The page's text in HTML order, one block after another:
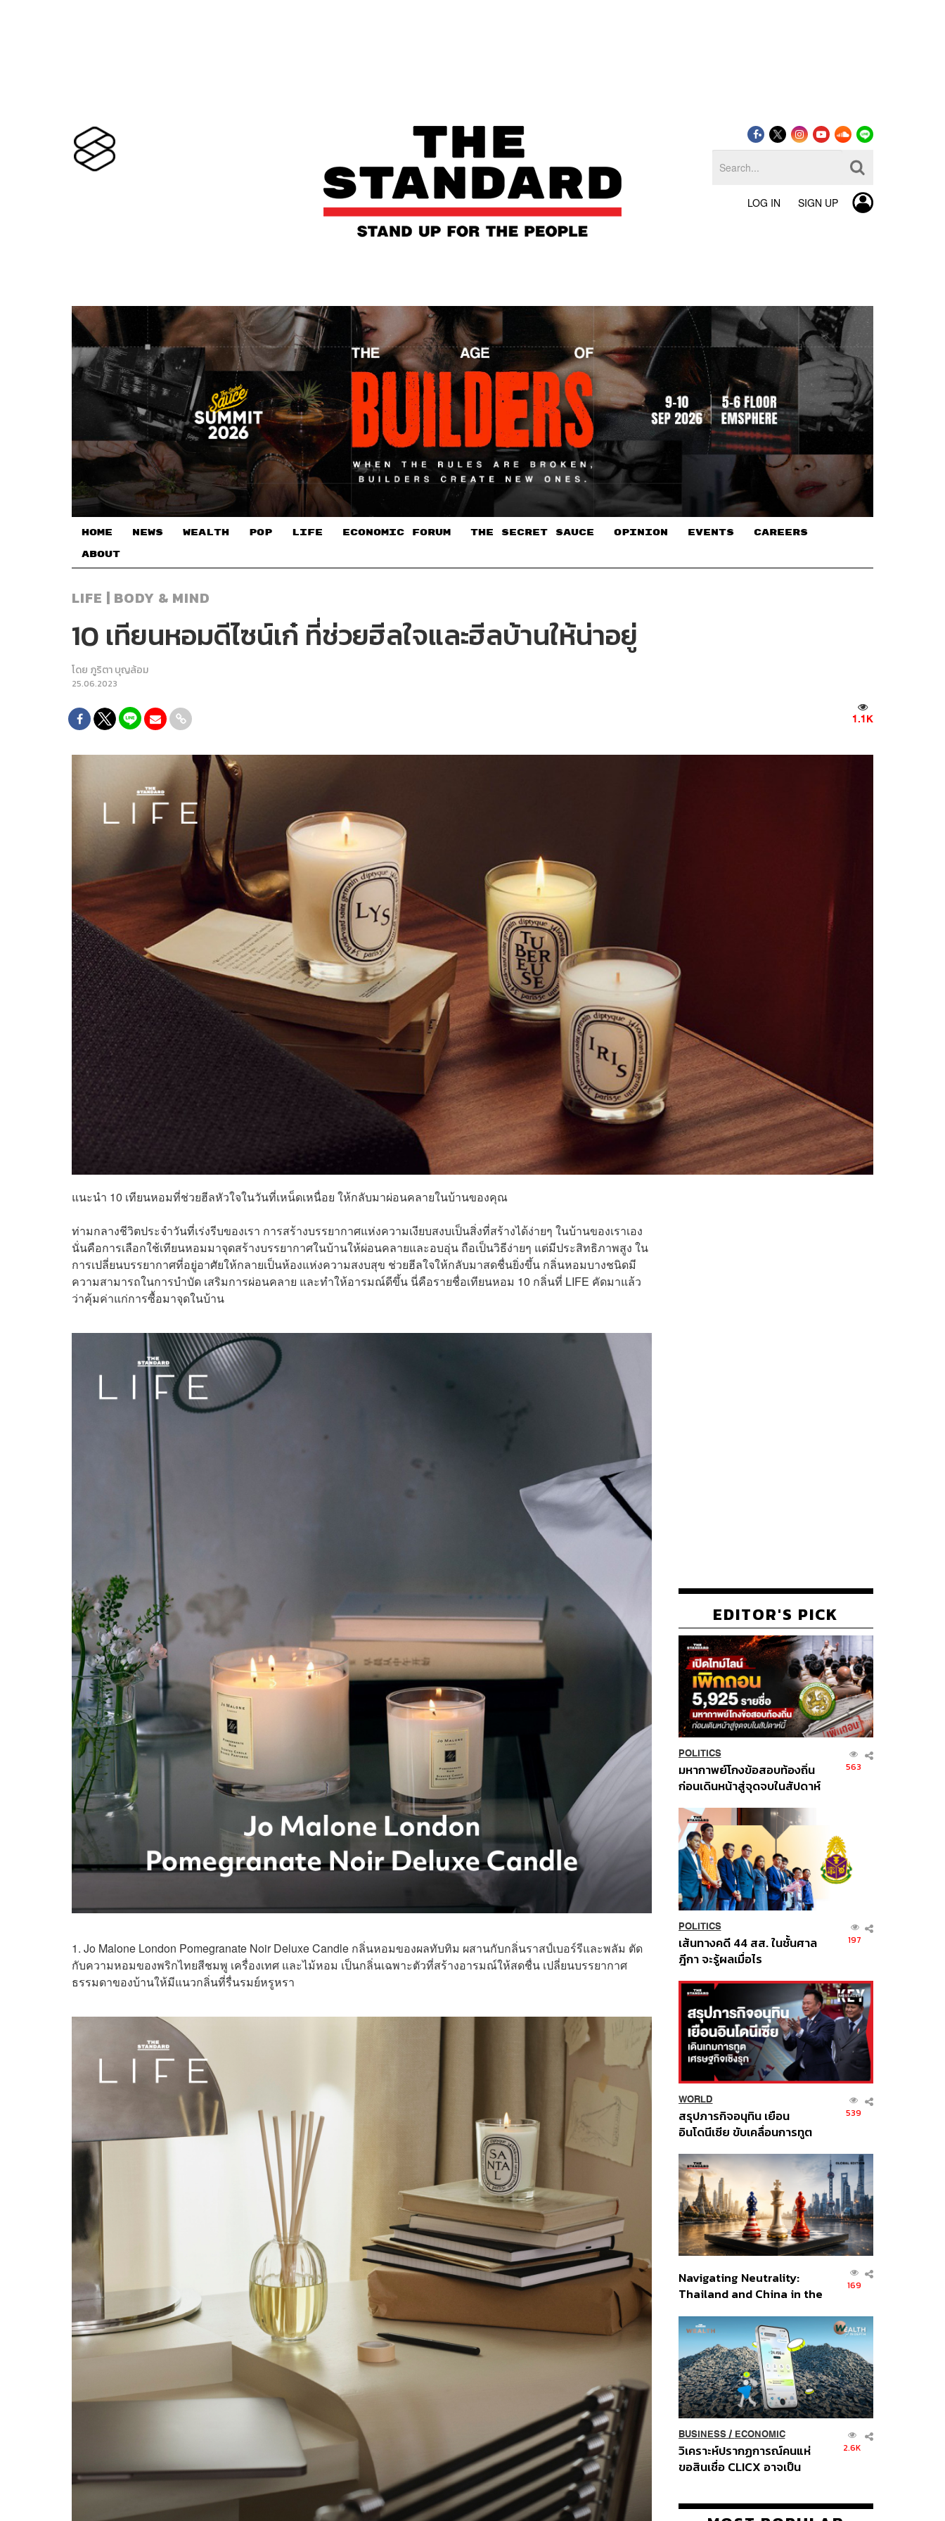
LOG IN SIGN UP
HOME NEWS WEALTH POP LIFE ECONOMIC FORUM THE SECRET SAUCE​ OPINION EVENTS CAREERS
ABOUT
LIFE | BODY & MIND
10 เทียนหอมดีไซน์เก๋ ที่ช่วยฮีลใจและฮีลบ้านให้น่าอยู่
โดย ภูริตา บุญล้อม
25.06.2023
1.1K
แนะนำ 10 เทียนหอมที่ช่วยฮีลหัวใจในวันที่เหน็ดเหนื่อย ให้กลับมาผ่อนคลายในบ้านของคุณ
ท่ามกลางชีวิตประจำวันที่เร่งรีบของเรา การสร้างบรรยากาศแห่งความเงียบสงบเป็นสิ่งที่สร้างได้ง่ายๆ ในบ้านของเราเอง
นั่นคือการเลือกใช้เทียนหอมมาจุดสร้างบรรยากาศในบ้านให้ผ่อนคลายและอบอุ่น ถือเป็นวิธีง่ายๆ แต่มีประสิทธิภาพสูง ใน
การเปลี่ยนบรรยากาศที่อยู่อาศัยให้กลายเป็นห้องแห่งความสงบสุข ช่วยฮีลใจให้กลับมาสดชื่นยิ่งขึ้น กลิ่นหอมบางชนิดมี
ความสามารถในการบำบัด เสริมการผ่อนคลาย และทำให้อารมณ์ดีขึ้น นี่คือรายชื่อเทียนหอม 10 กลิ่นที่ LIFE คัดมาแล้ว
ว่าคุ้มค่าแก่การซื้อมาจุดในบ้าน
1. Jo Malone London Pomegranate Noir Deluxe Candle ​​กลิ่นหอมของผลทับทิม ผสานกับกลิ่นราสป์เบอร์รีและพลัม ตัด
กับความหอมของพริกไทยสีชมพู เครื่องเทศ และไม้หอม เป็นกลิ่นเฉพาะตัวที่สร้างอารมณ์ให้สดชื่น เปลี่ยนบรรยากาศ
ธรรมดาของบ้านให้มีแนวกลิ่นที่รื่นรมย์หรูหรา
EDITOR'S PICK
POLITICS
มหากาพย์โกงข้อสอบท้องถิ่น
ก่อนเดินหน้าสู่จุดจบในสัปดาห์
563
POLITICS
เส้นทางคดี 44 สส. ในชั้นศาล
ฎีกา จะรู้ผลเมื่อไร
197
WORLD
สรุปภารกิจอนุทิน เยือน
อินโดนีเซีย ขับเคลื่อนการทูต
ส่วนยุทธศาสตร์ไทย –
อินโดนีเซีย
539
Navigating Neutrality:
Thailand and China in the
Order
169
BUSINESS/ ECONOMIC
วิเคราะห์ปรากฏการณ์คนแห่
ขอสินเชื่อ CLICX อาจเป็น
ปัญหาหนี้ครัวเรือนไทยที่ถูกซุก
2.6K